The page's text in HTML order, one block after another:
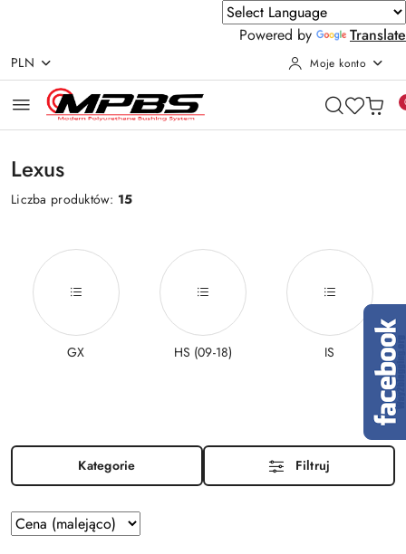
Powered by
Translate
Przejdź do treści głównej
Przejdź do wyszukiwarki
Przejdź do moje konto
Przejdź do menu głównego
Przejdź do stopki
PLN Moje konto
Lexus
Liczba produktów: 15
GX HS (09-18) IS
Kategorie Filtruj
Zastosowano
sortowanie:
Sortuj
według